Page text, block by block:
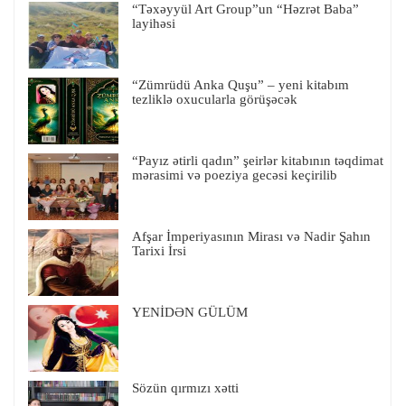
“Təxəyyül Art Group”un “Həzrət Baba”
layihəsi
“Zümrüdü Anka Quşu” – yeni kitabım
tezliklə oxucularla görüşəcək
“Payız ətirli qadın” şeirlər kitabının təqdimat
mərasimi və poeziya gecəsi keçirilib
Afşar İmperiyasının Mirası və Nadir Şahın
Tarixi İrsi
YENİDƏN GÜLÜM
Sözün qırmızı xətti